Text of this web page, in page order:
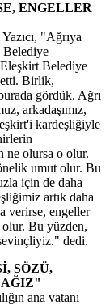
ENGELLER
"Ağrıya
Belediye
Eleşkirt Belediye
etti. Birlik,
gördük. Ağrı
arkadaşımız,
kardeşliğiyle
ne olursa o olur.
umut olur. Bu
için de daha
artık daha
verirse, engeller
olur. Bu yüzden,
dedi.
SÖZÜ,
ana vatanı